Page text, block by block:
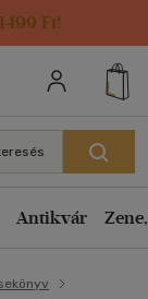
Ft!
Antikvár